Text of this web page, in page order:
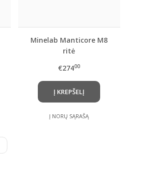
Minelab Manticore M8
ritė
€27400
Į KREPŠELĮ
Į NORŲ SĄRAŠĄ